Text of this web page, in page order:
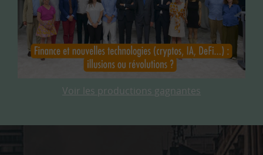
Voir les productions gagnantes